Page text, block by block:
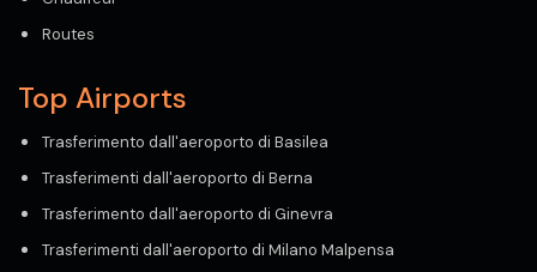
Routes
Top Airports
Trasferimento dall'aeroporto di Basilea
Trasferimenti dall'aeroporto di Berna
Trasferimento dall'aeroporto di Ginevra
Trasferimenti dall'aeroporto di Milano Malpensa